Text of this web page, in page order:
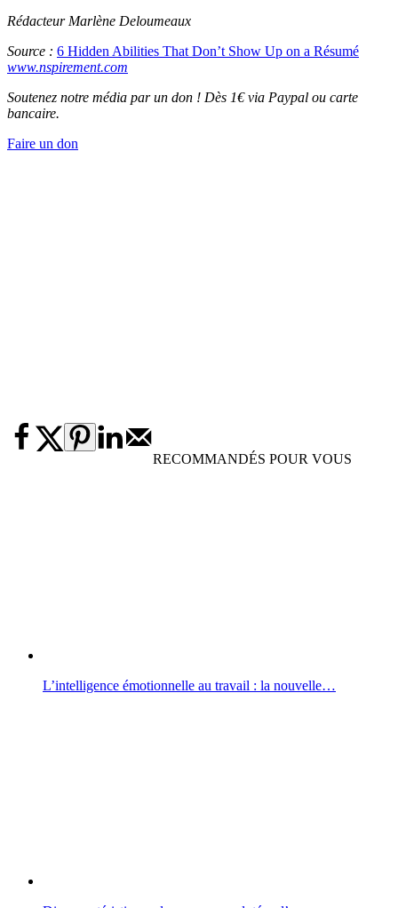
Rédacteur Marlène Deloumeaux
Source : 6 Hidden Abilities That Don’t Show Up on a Résumé
www.nspirement.com
Soutenez notre média par un don ! Dès 1€ via Paypal ou carte
bancaire.
Faire un don
RECOMMANDÉS POUR VOUS
L’intelligence émotionnelle au travail : la nouvelle…